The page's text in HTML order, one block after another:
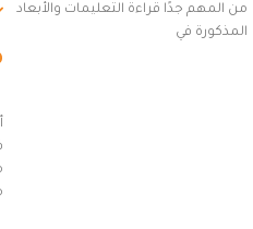
من المهم جدًا قراءة التعليمات والأبعاد
المذكورة في